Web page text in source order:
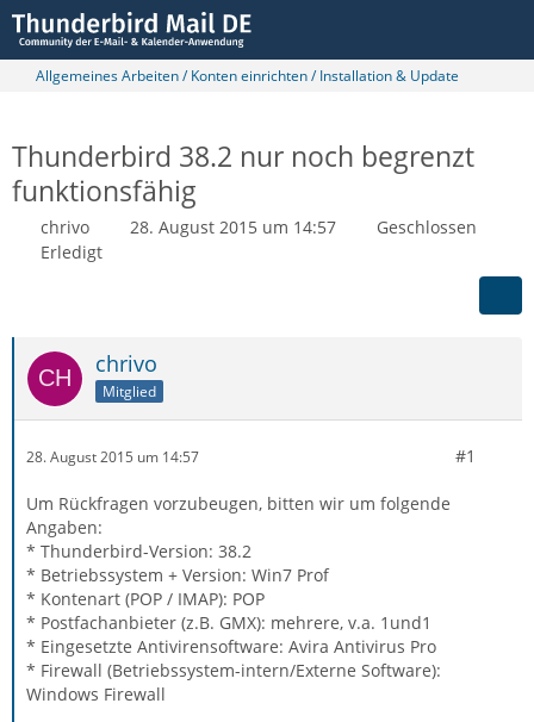
Allgemeines Arbeiten / Konten einrichten / Installation & Update
Thunderbird 38.2 nur noch begrenzt
funktionsfähig
chrivo 28. August 2015 um 14:57
Geschlossen
Erledigt
chrivo
Mitglied
28. August 2015 um 14:57 #1
Um Rückfragen vorzubeugen, bitten wir um folgende
Angaben:
* Thunderbird-Version: 38.2
* Betriebssystem + Version: Win7 Prof
* Kontenart (POP / IMAP): POP
* Postfachanbieter (z.B. GMX): mehrere, v.a. 1und1
* Eingesetzte Antivirensoftware: Avira Antivirus Pro
* Firewall (Betriebssystem-intern/Externe Software):
Windows Firewall